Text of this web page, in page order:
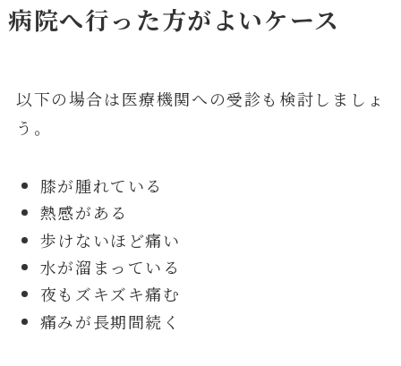
病院へ行った方がよいケース
以下の場合は医療機関への受診も検討しましょ
う。
膝が腫れている
熱感がある
歩けないほど痛い
水が溜まっている
夜もズキズキ痛む
痛みが長期間続く